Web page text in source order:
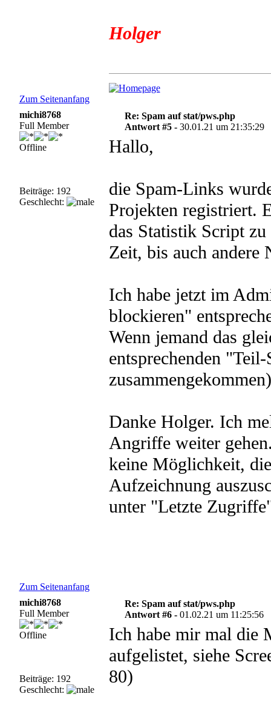
Holger
Zum Seitenanfang
michi8768
Full Member
Offline
Beiträge: 192
Geschlecht:
Re: Spam auf stat/pws.php
Antwort #5 -30.01.21 um 21:35:29
Hallo,
die Spam-Links
Projekten registriert.
das Statistik Script
Zeit, bis auch andere
Ich habe jetzt im
blockieren"
Wenn jemand das
entsprechenden
Danke Holger. Ich
Angriffe weiter
keine Möglichkeit,
Aufzeichnung
unter "Letzte
Zum Seitenanfang
michi8768
Full Member
Offline
Beiträge: 192
Geschlecht:
Re: Spam auf stat/pws.php
Antwort #6 -01.02.21 um 11:25:56
Ich habe mir mal die
aufgelistet, siehe
80)